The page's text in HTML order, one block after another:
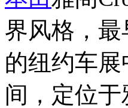
界风格，最
的纽约车
间，定位